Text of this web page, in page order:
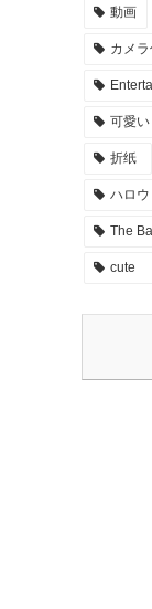
動画
カメ
可愛い
折纸
ハロウ
The
cute